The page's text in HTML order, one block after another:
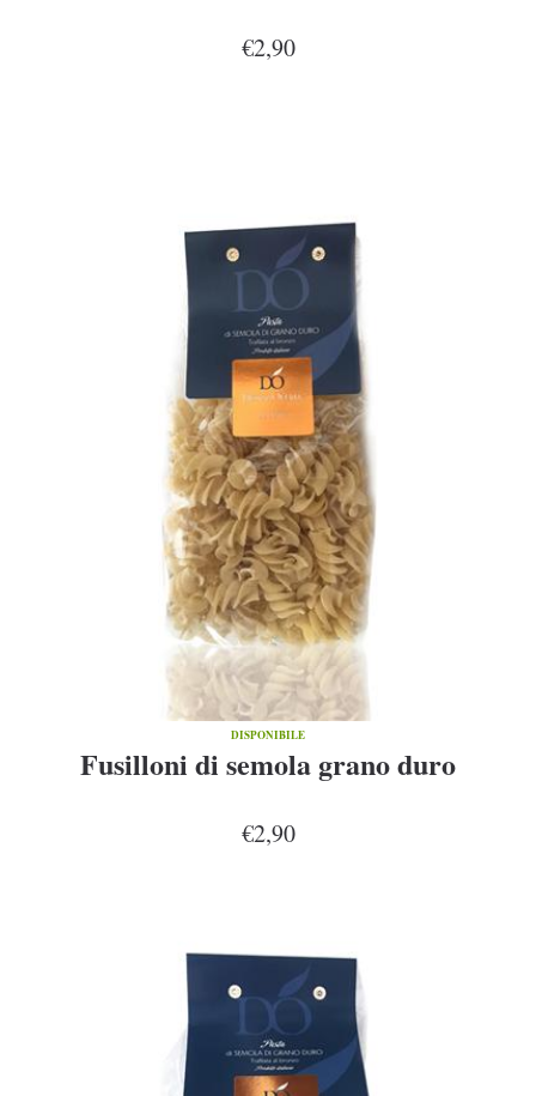
€2,90
DISPONIBILE
Fusilloni di semola grano duro
€2,90